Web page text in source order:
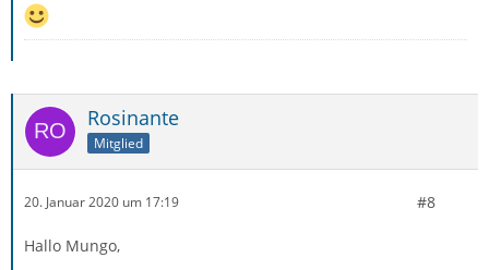
Rosinante
Mitglied
20. Januar 2020 um 17:19 #8
Hallo Mungo,